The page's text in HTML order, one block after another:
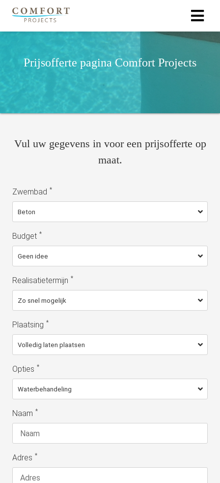
Prijsofferte pagina Comfort Projects
Vul uw gegevens in voor een prijsofferte op
maat.
Zwembad *
Budget *
Realisatietermijn *
Plaatsing *
Opties *
Naam *
Adres *